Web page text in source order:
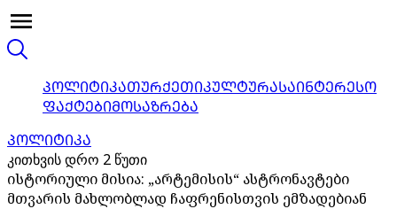
ᲞᲝᲚᲘᲢᲘᲙᲐᲗᲣᲠᲥᲔᲗᲘᲙᲣᲚᲢᲣᲠᲐᲡᲐᲘᲜᲢᲔᲠᲔᲡᲝ
ᲤᲐᲥᲢᲔᲑᲘᲛᲝᲡᲐᲖᲠᲔᲑᲐ
ᲞᲝᲚᲘᲢᲘᲙᲐ
კითხვის დრო 2 წუთი
ისტორიული მისია: „არტემისის“ ასტრონავტები
მთვარის მახლობლად ჩაფრენისთვის ემზადებიან